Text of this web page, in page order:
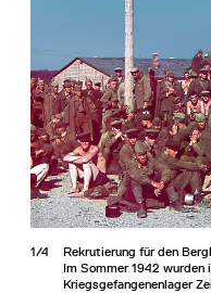
1/4
Rekrutierung für den
Im Sommer 1942 wurden
Kriegsgefangenenlager